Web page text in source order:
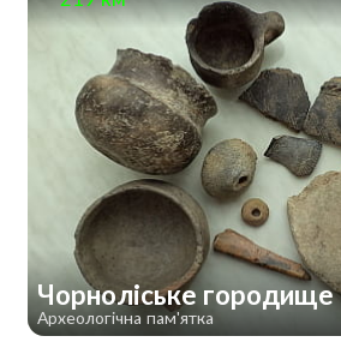
Чорноліське городище
Археологічна пам'ятка